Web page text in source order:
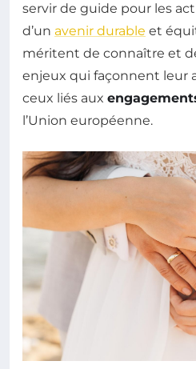
servir de guide pour les
d’un avenir durable et
méritent de connaître et
enjeux qui façonnent leur
ceux liés aux
l’Union européenne.